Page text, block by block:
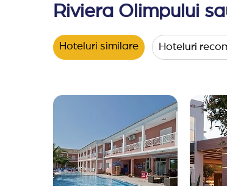
Riviera Olimpului
Hoteluri similare Hoteluri